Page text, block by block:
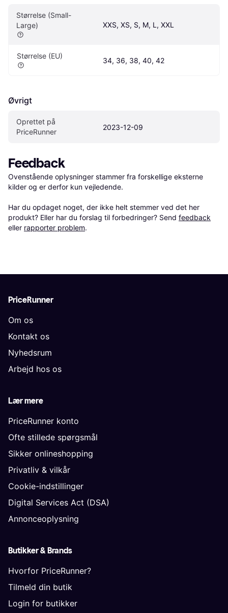
Størrelse (Small-
Large)
XXS, XS, S, M, L, XXL
Størrelse (EU)
34, 36, 38, 40, 42
Øvrigt
Oprettet på
PriceRunner
2023-12-09
Feedback
Ovenstående oplysninger stammer fra forskellige eksterne
kilder og er derfor kun vejledende.
Har du opdaget noget, der ikke helt stemmer ved det her
produkt? Eller har du forslag til forbedringer? Send feedback
eller rapporter problem.
PriceRunner
Om os
Kontakt os
Nyhedsrum
Arbejd hos os
Lær mere
PriceRunner konto
Ofte stillede spørgsmål
Sikker onlineshopping
Privatliv & vilkår
Cookie-indstillinger
Digital Services Act (DSA)
Annonceoplysning
Butikker & Brands
Hvorfor PriceRunner?
Tilmeld din butik
Login for butikker